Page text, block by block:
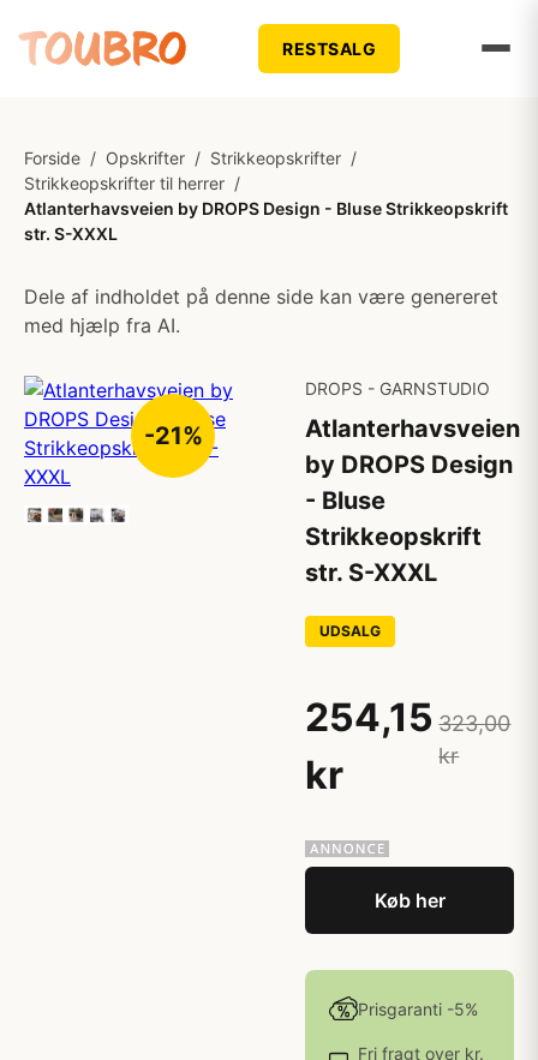
RESTSALG
Forside / Opskrifter / Strikkeopskrifter /
Strikkeopskrifter til herrer /
Atlanterhavsveien by DROPS Design - Bluse Strikkeopskrift
str. S-XXXL
Dele af indholdet på denne side kan være genereret
med hjælp fra AI.
-21%
DROPS - GARNSTUDIO
Atlanterhavsveien
by DROPS Design
- Bluse
Strikkeopskrift
str. S-XXXL
UDSALG
254,15
kr
323,00
kr
Køb her
Prisgaranti -5%
Fri fragt over kr.